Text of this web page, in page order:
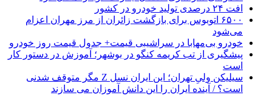
افت ۲۴ درصدی تولید خودرو در کشور
۶۵۰۰ اتوبوس برای بازگشت زائران از مرز مهران اعزام
می‌شود
خودرو بی‌مهابا در سراشیبی قیمت+ جدول قیمت روز خودرو
پیشگیری از تب کریمه کنگو در بوشهر؛ آموزش در دستور کار
است
سیلیکن ولیِ تهران؛ این ایران نسل Z مگر متوقف شدنی
است؟ / آینده ایران را این دانش آموزان می سازند